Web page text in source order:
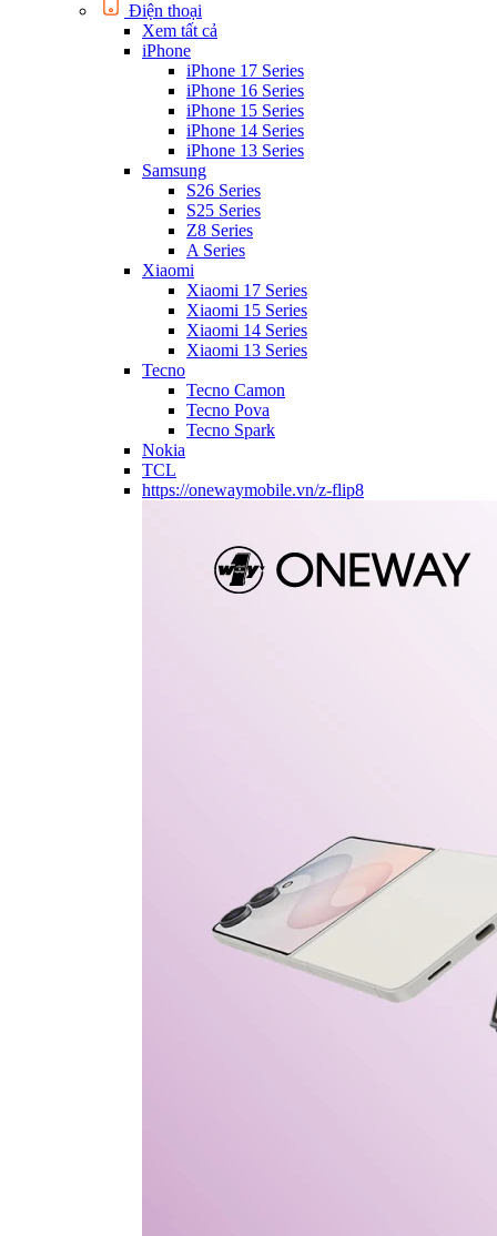
Điện thoại
Xem tất cả
iPhone
iPhone 17 Series
iPhone 16 Series
iPhone 15 Series
iPhone 14 Series
iPhone 13 Series
Samsung
S26 Series
S25 Series
Z8 Series
A Series
Xiaomi
Xiaomi 17 Series
Xiaomi 15 Series
Xiaomi 14 Series
Xiaomi 13 Series
Tecno
Tecno Camon
Tecno Pova
Tecno Spark
Nokia
TCL
https://onewaymobile.vn/z-flip8